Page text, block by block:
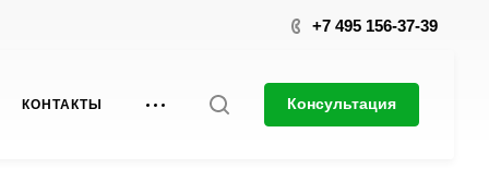
+7 495 156-37-39
КОНТАКТЫ Консультация